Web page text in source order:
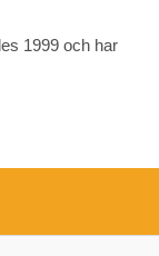
1999 och har